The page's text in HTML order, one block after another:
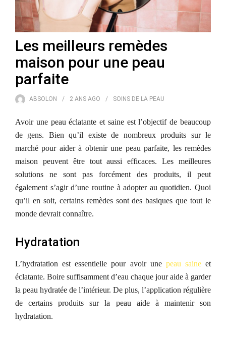
Les meilleurs remèdes
maison pour une peau
parfaite
ABSOLON 2 ANS AGO SOINS DE LA PEAU
Avoir une peau éclatante et saine est l’objectif de beaucoup
de gens. Bien qu’il existe de nombreux produits sur le
marché pour aider à obtenir une peau parfaite, les remèdes
maison peuvent être tout aussi efficaces. Les meilleures
solutions ne sont pas forcément des produits, il peut
également s’agir d’une routine à adopter au quotidien. Quoi
qu’il en soit, certains remèdes sont des basiques que tout le
monde devrait connaître.
Hydratation
L’hydratation est essentielle pour avoir une peau saineet
éclatante. Boire suffisamment d’eau chaque jour aide à garder
la peau hydratée de l’intérieur. De plus, l’application régulière
de certains produits sur la peau aide à maintenir son
hydratation.